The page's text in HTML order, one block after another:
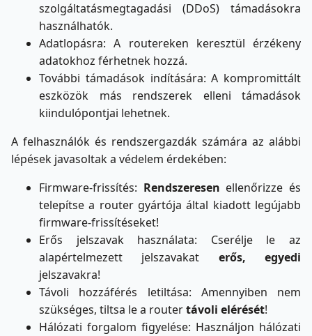
szolgáltatásmegtagadási (DDoS) támadásokra
használhatók.
Adatlopásra: A routereken keresztül érzékeny
adatokhoz férhetnek hozzá.
További támadások indítására: A kompromittált
eszközök más rendszerek elleni támadások
kiindulópontjai lehetnek.
A felhasználók és rendszergazdák számára az alábbi
lépések javasoltak a védelem érdekében:
Firmware-frissítés: Rendszeresen ellenőrizze és
telepítse a router gyártója által kiadott legújabb
firmware-frissítéseket!
Erős jelszavak használata: Cserélje le az
alapértelmezett jelszavakat erős, egyedi
jelszavakra!
Távoli hozzáférés letiltása: Amennyiben nem
szükséges, tiltsa le a routertávoli elérését!
Hálózati forgalom figyelése: Használjon hálózati